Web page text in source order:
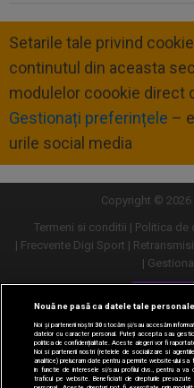
Setarile tale privind
continutul din aceasta
modulelor coookie direct
Gestionați preferințele –
urile social media
Copyright © 2026
Termeni si conditii
Politica de
Frecvente Digi Sport
Nouă ne pasă ca datele tale
Noi și partenerii noștri30stocăm și/sau accesăm
datelor cu caracter personal. Puteți accepta sau
politica de confidențialitate. Aceste alegeri vor fi
Noi si partenerii nostri (retelele de socializare si
analitice) prelucram date pentru a permite website-ului
in functie de interesele si/sau profilul dvs., pentru a
traficul pe website. Beneficiati de drepturile